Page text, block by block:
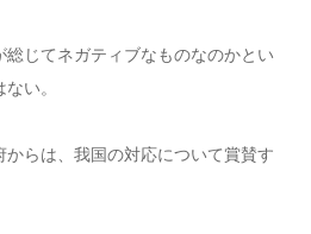
総じてネガティブなものなのかとい
い。
らは、我国の対応について賞賛す